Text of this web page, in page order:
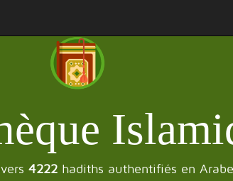
4222 hadiths authentifiés en